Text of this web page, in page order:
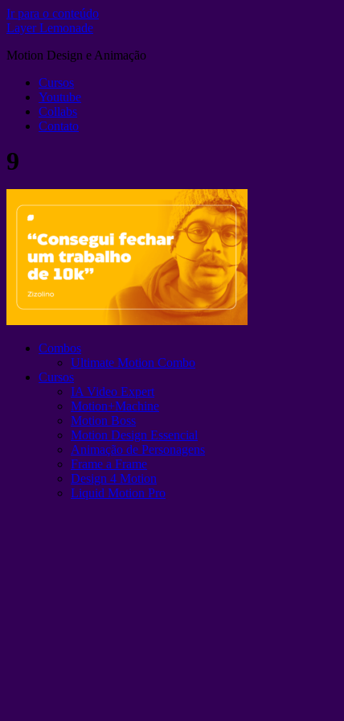
Ir para o conteúdo
Layer Lemonade
Motion Design e Animação
Cursos
Youtube
Collabs
Contato
9
Combos
Ultimate Motion Combo
Cursos
IA Video Expert
Motion+Machine
Motion Boss
Motion Design Essencial
Animação de Personagens
Frame a Frame
Design 4 Motion
Liquid Motion Pro